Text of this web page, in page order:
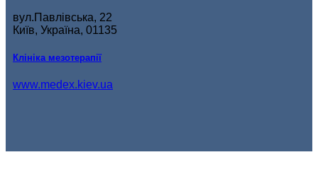
вул.Павлівська, 22
Київ, Україна, 01135
Клініка мезотерапії
www.medex.kiev.ua